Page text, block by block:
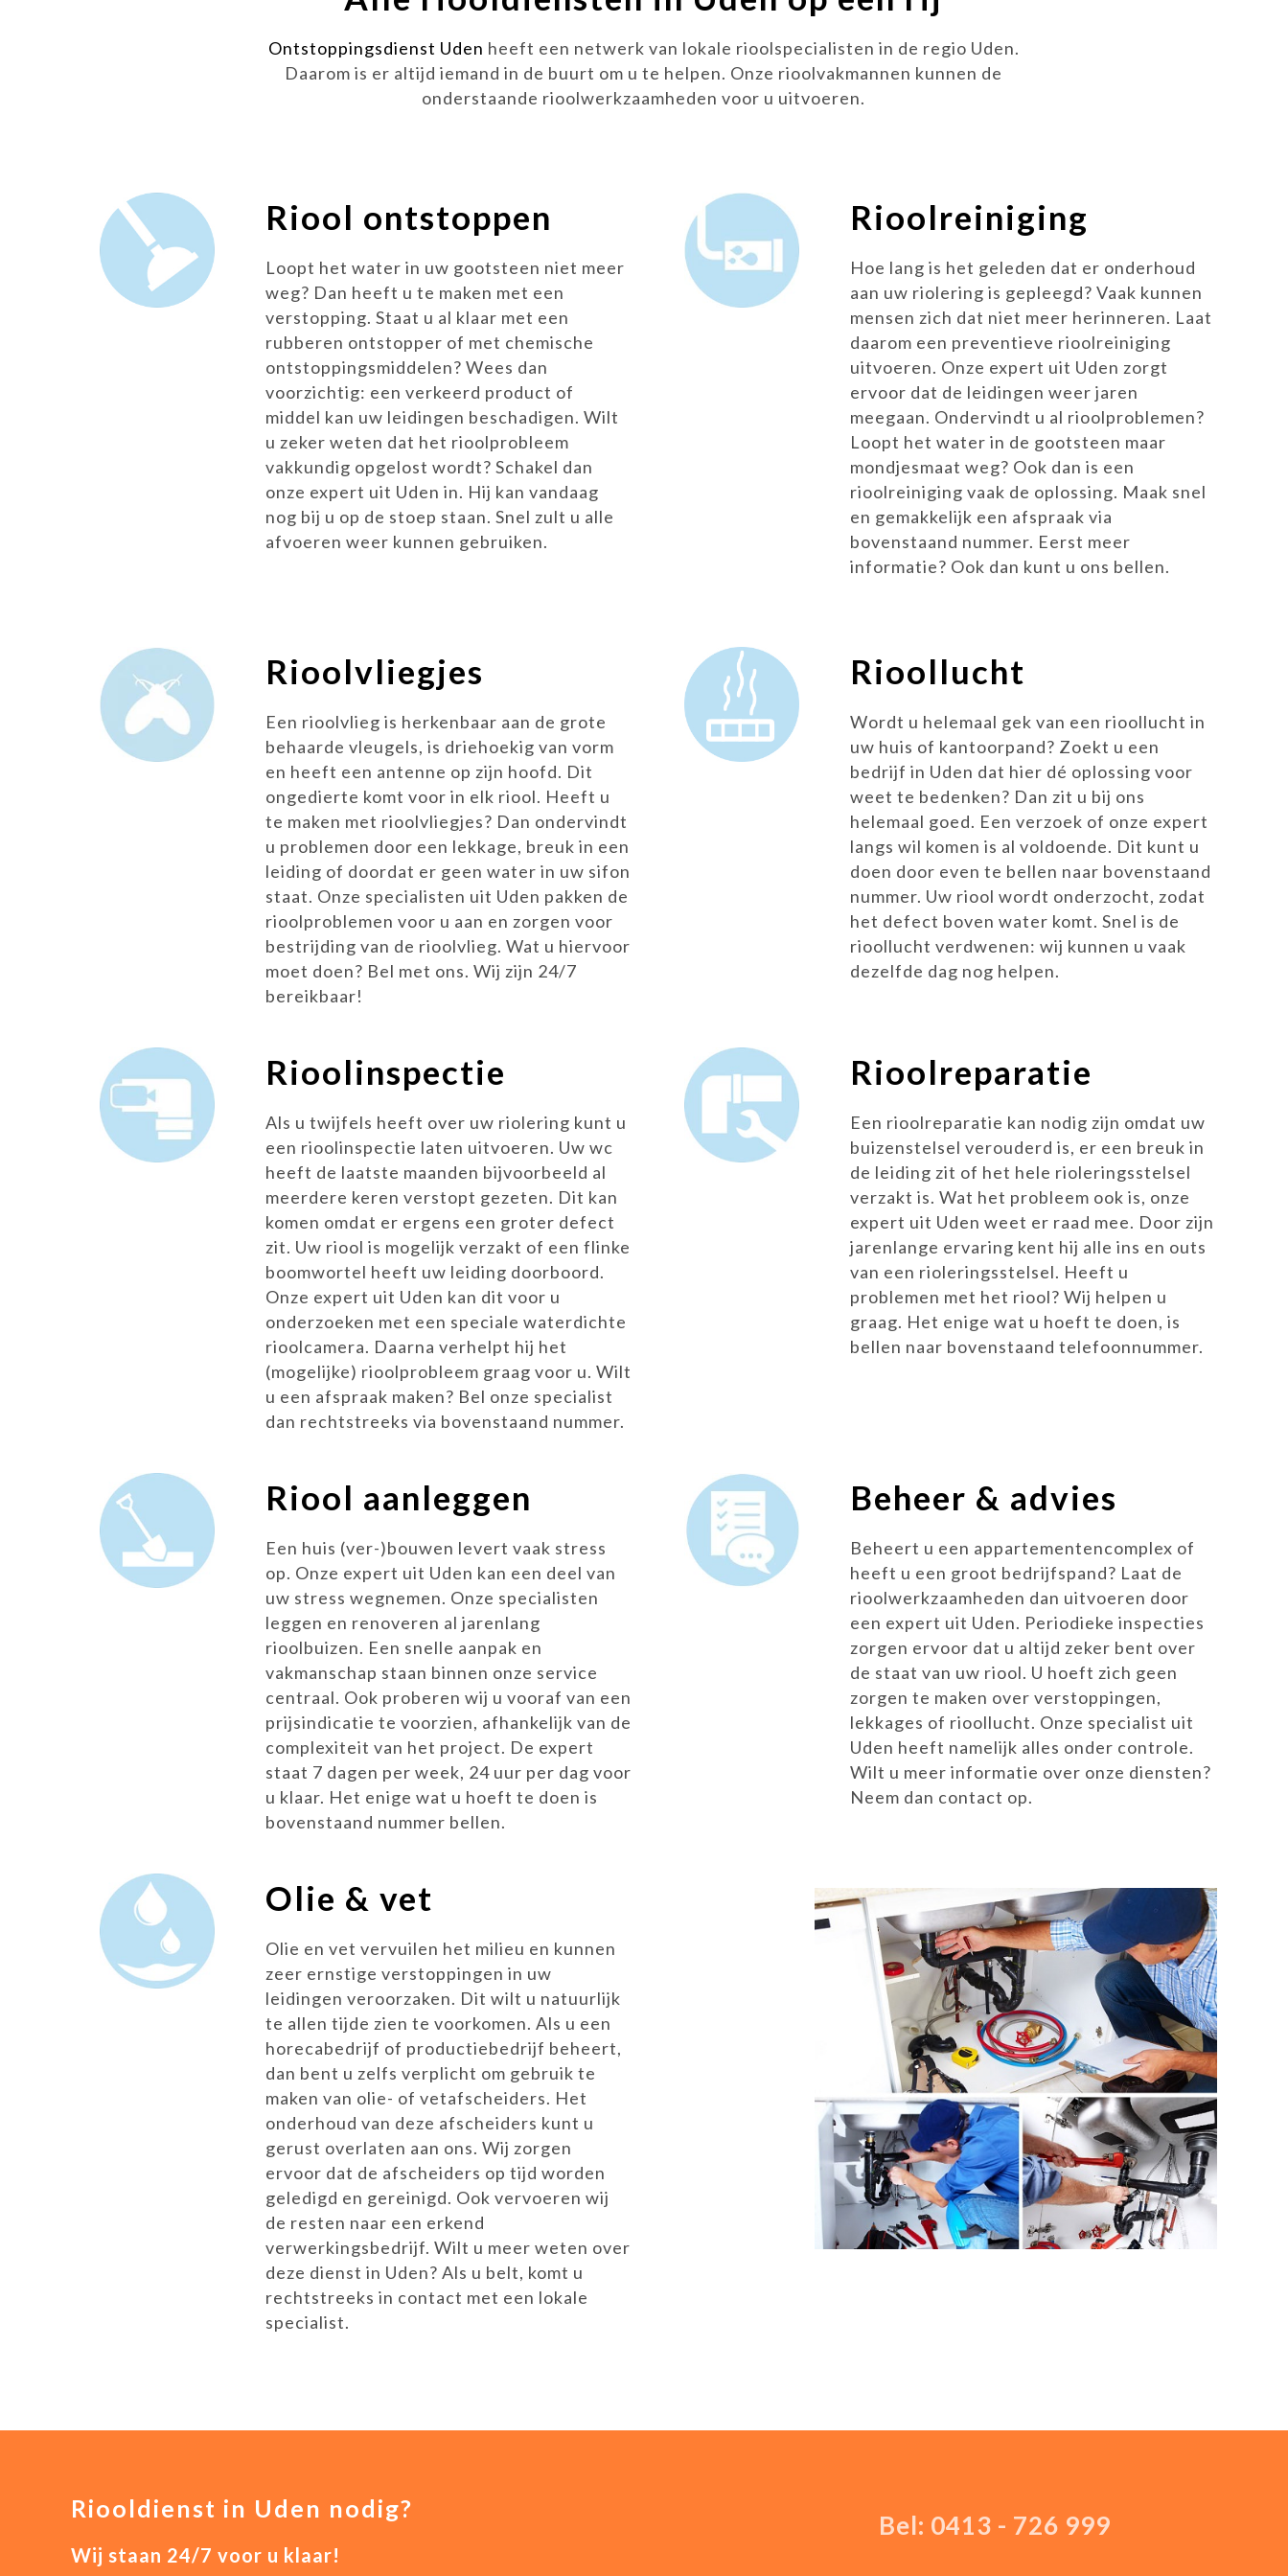
Ontstoppingsdienst Uden heeft een netwerk van lokale rioolspecialisten in de regio Uden.
Daarom is er altijd iemand in de buurt om u te helpen. Onze rioolvakmannen kunnen de
onderstaande rioolwerkzaamheden voor u uitvoeren.
Riool ontstoppen
Loopt het water in uw gootsteen niet meer
weg? Dan heeft u te maken met een
verstopping. Staat u al klaar met een
rubberen ontstopper of met chemische
ontstoppingsmiddelen? Wees dan
voorzichtig: een verkeerd product of
middel kan uw leidingen beschadigen. Wilt
u zeker weten dat het rioolprobleem
vakkundig opgelost wordt? Schakel dan
onze expert uit Uden in. Hij kan vandaag
nog bij u op de stoep staan. Snel zult u alle
afvoeren weer kunnen gebruiken.
Rioolreiniging
Hoe lang is het geleden dat er onderhoud
aan uw riolering is gepleegd? Vaak kunnen
mensen zich dat niet meer herinneren. Laat
daarom een preventieve rioolreiniging
uitvoeren. Onze expert uit Uden zorgt
ervoor dat de leidingen weer jaren
meegaan. Ondervindt u al rioolproblemen?
Loopt het water in de gootsteen maar
mondjesmaat weg? Ook dan is een
rioolreiniging vaak de oplossing. Maak snel
en gemakkelijk een afspraak via
bovenstaand nummer. Eerst meer
informatie? Ook dan kunt u ons bellen.
Rioolvliegjes
Een rioolvlieg is herkenbaar aan de grote
behaarde vleugels, is driehoekig van vorm
en heeft een antenne op zijn hoofd. Dit
ongedierte komt voor in elk riool. Heeft u
te maken met rioolvliegjes? Dan ondervindt
u problemen door een lekkage, breuk in een
leiding of doordat er geen water in uw sifon
staat. Onze specialisten uit Uden pakken de
rioolproblemen voor u aan en zorgen voor
bestrijding van de rioolvlieg. Wat u hiervoor
moet doen? Bel met ons. Wij zijn 24/7
bereikbaar!
Rioollucht
Wordt u helemaal gek van een rioollucht in
uw huis of kantoorpand? Zoekt u een
bedrijf in Uden dat hier dé oplossing voor
weet te bedenken? Dan zit u bij ons
helemaal goed. Een verzoek of onze expert
langs wil komen is al voldoende. Dit kunt u
doen door even te bellen naar bovenstaand
nummer. Uw riool wordt onderzocht, zodat
het defect boven water komt. Snel is de
rioollucht verdwenen: wij kunnen u vaak
dezelfde dag nog helpen.
Rioolinspectie
Als u twijfels heeft over uw riolering kunt u
een rioolinspectie laten uitvoeren. Uw wc
heeft de laatste maanden bijvoorbeeld al
meerdere keren verstopt gezeten. Dit kan
komen omdat er ergens een groter defect
zit. Uw riool is mogelijk verzakt of een flinke
boomwortel heeft uw leiding doorboord.
Onze expert uit Uden kan dit voor u
onderzoeken met een speciale waterdichte
rioolcamera. Daarna verhelpt hij het
(mogelijke) rioolprobleem graag voor u. Wilt
u een afspraak maken? Bel onze specialist
dan rechtstreeks via bovenstaand nummer.
Rioolreparatie
Een rioolreparatie kan nodig zijn omdat uw
buizenstelsel verouderd is, er een breuk in
de leiding zit of het hele rioleringsstelsel
verzakt is. Wat het probleem ook is, onze
expert uit Uden weet er raad mee. Door zijn
jarenlange ervaring kent hij alle ins en outs
van een rioleringsstelsel. Heeft u
problemen met het riool? Wij helpen u
graag. Het enige wat u hoeft te doen, is
bellen naar bovenstaand telefoonnummer.
Riool aanleggen
Een huis (ver-)bouwen levert vaak stress
op. Onze expert uit Uden kan een deel van
uw stress wegnemen. Onze specialisten
leggen en renoveren al jarenlang
rioolbuizen. Een snelle aanpak en
vakmanschap staan binnen onze service
centraal. Ook proberen wij u vooraf van een
prijsindicatie te voorzien, afhankelijk van de
complexiteit van het project. De expert
staat 7 dagen per week, 24 uur per dag voor
u klaar. Het enige wat u hoeft te doen is
bovenstaand nummer bellen.
Beheer & advies
Beheert u een appartementencomplex of
heeft u een groot bedrijfspand? Laat de
rioolwerkzaamheden dan uitvoeren door
een expert uit Uden. Periodieke inspecties
zorgen ervoor dat u altijd zeker bent over
de staat van uw riool. U hoeft zich geen
zorgen te maken over verstoppingen,
lekkages of rioollucht. Onze specialist uit
Uden heeft namelijk alles onder controle.
Wilt u meer informatie over onze diensten?
Neem dan contact op.
Olie & vet
Olie en vet vervuilen het milieu en kunnen
zeer ernstige verstoppingen in uw
leidingen veroorzaken. Dit wilt u natuurlijk
te allen tijde zien te voorkomen. Als u een
horecabedrijf of productiebedrijf beheert,
dan bent u zelfs verplicht om gebruik te
maken van olie- of vetafscheiders. Het
onderhoud van deze afscheiders kunt u
gerust overlaten aan ons. Wij zorgen
ervoor dat de afscheiders op tijd worden
geledigd en gereinigd. Ook vervoeren wij
de resten naar een erkend
verwerkingsbedrijf. Wilt u meer weten over
deze dienst in Uden? Als u belt, komt u
rechtstreeks in contact met een lokale
specialist.
Riooldienst in Uden nodig?
Wij staan 24/7 voor u klaar!
Bel: 0413 - 726 999